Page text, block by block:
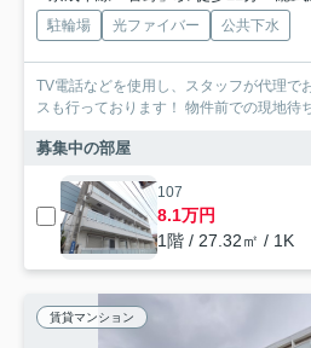
駐輪場 光ファイバー 公共下水
TV電話などを使用し、スタッフが代理で
スも行っております！ 物件前での現地待
募集中の部屋
107
8.1万円
1階 / 27.32㎡ / 1K
賃貸マンション